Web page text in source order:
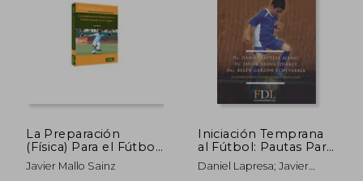
La Preparación
(Física) Para el Fútbol
Basada en el Juego
Javier Mallo Sainz
Iniciación Temprana
al Fútbol: Pautas Para
Orientar la
Formación.
Daniel Lapresa; Javier